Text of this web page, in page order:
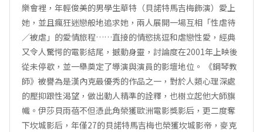
樂會裡，年輕俊美的男學生華特（貝諾特馬吉梅飾演）愛上
她，並且瘋狂迷戀般地追求她，兩人展開一場互相「性虐待
／被虐」的愛情旅程……直接的情慾挑逗和虐戀性愛，經典
又令人驚愕的電影結尾，撼動身靈，討論度在2001年上映後
從未停歇，並一舉奠定了導演與演員的影壇地位。 《鋼琴教
師》被譽為是漢內克最優秀的作品之一，對於人類心理深處
的壓抑跟性渴望，做出動人精準的詮釋，也樹立起他大師旗
幟。伊莎貝雨蓓不但憑此角榮獲歐洲電影獎影后，更二度奪
下坎城影后，年僅27的貝諾特馬吉梅也榮獲坎城影帝，麥克